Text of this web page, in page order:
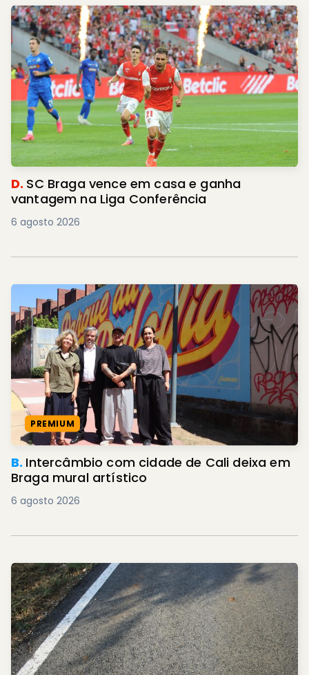
D. SC Braga vence em casa e ganha
vantagem na Liga Conferência
6 agosto 2026
PREMIUM
B. Intercâmbio com cidade de Cali deixa em
Braga mural artístico
6 agosto 2026